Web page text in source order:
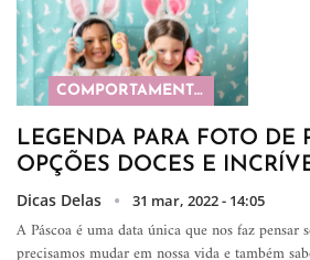
COMPORTAMENTO
LEGENDA PARA FOTO DE
OPÇÕES DOCES E
Dicas Delas 31 mar, 2022 - 14:05
A Páscoa é uma data única que nos faz
precisamos mudar em nossa vida e também